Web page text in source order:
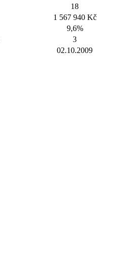
18
1 567 940 Kč
9,6%
3
02.10.2009